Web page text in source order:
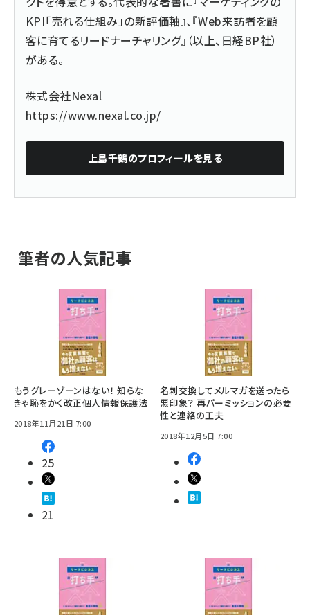
KPI「売れる仕組み」の新評価軸』、『Web来訪者を顧
客に育てるリードナーチャリング』（以上、日経BP社）
がある。
株式会社Nexal
https://www.nexal.co.jp/
上島千鶴のプロフィールを見る
筆者の人気記事
もうグレーゾーンはない！ 知らな
きゃ恥をかく改正個人情報保護法
2018年11月21日 7:00
25
21
名刺交換してメルマガを送ったら
悪印象？ 再パーミッションの必要
性と連絡の工夫
2018年12月5日 7:00